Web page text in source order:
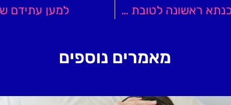
עידו עוז למען משפחות צעירות: הורים – כך תיקחו משכנתא ראשונה לטובת בית משלכם! למען עתידם
מאמרים נוספים